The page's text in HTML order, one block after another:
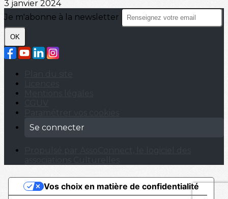
3 janvier 2024
Je m'abonne à la newsletter
OK
Se connecter
Vos choix en matière de confidentialité